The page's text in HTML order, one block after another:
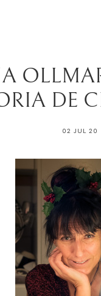
DE
02 JUL 20